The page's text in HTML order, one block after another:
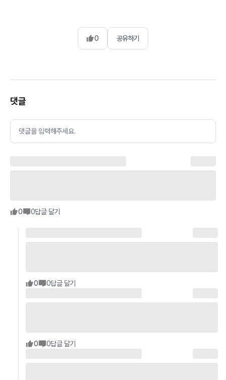
0 공유하기
댓글
댓글을 입력해주세요.
0 0답글 달기
0 0답글 달기
0 0답글 달기